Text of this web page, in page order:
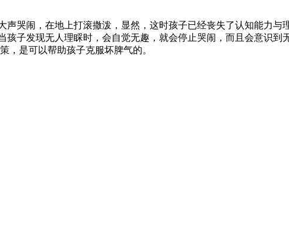
哭闹，在地上打滚撒泼，显然，这时孩子已经丧失了认知能力
子发现无人理睬时，会自觉无趣，就会停止哭闹，而且会意识
，是可以帮助孩子克服坏脾气的。